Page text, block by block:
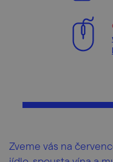
Zveme vás na